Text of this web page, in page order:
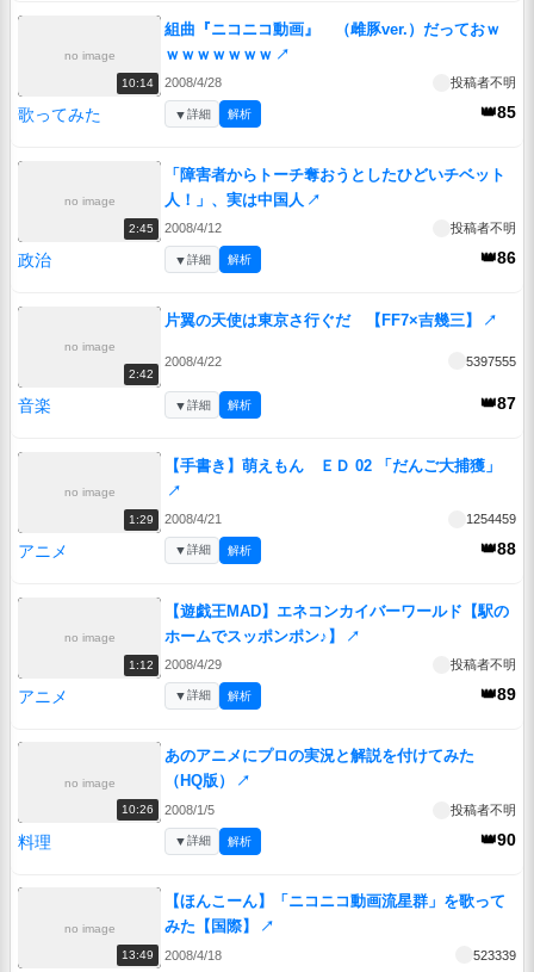
no image
10:14
組曲『ニコニコ動画』 （雌豚ver.）だっておｗ
ｗｗｗｗｗｗｗ ↗
2008/4/28 投稿者不明
歌ってみた 👑85
▼詳細 解析
no image
2:45
「障害者からトーチ奪おうとしたひどいチベット
人！」、実は中国人 ↗
2008/4/12 投稿者不明
政治 👑86
▼詳細 解析
no image
2:42
片翼の天使は東京さ行ぐだ 【FF7×吉幾三】 ↗
2008/4/22 5397555
音楽 👑87
▼詳細 解析
no image
1:29
【手書き】萌えもん ＥＤ 02 「だんご大捕獲」
↗
2008/4/21 1254459
アニメ 👑88
▼詳細 解析
no image
1:12
【遊戯王MAD】エネコンカイバーワールド【駅の
ホームでスッポンポン♪】
↗
2008/4/29 投稿者不明
アニメ 👑89
▼詳細 解析
no image
10:26
あのアニメにプロの実況と解説を付けてみた
（HQ版）
↗
2008/1/5 投稿者不明
料理 👑90
▼詳細 解析
no image
13:49
【ほんこーん】「ニコニコ動画流星群」を歌って
みた【国際】
↗
2008/4/18 523339